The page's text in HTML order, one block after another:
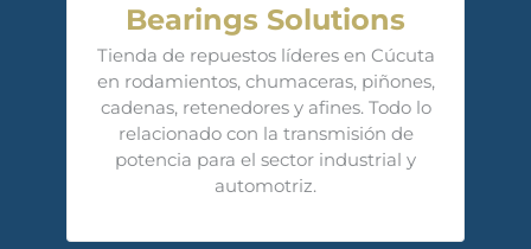
Bearings Solutions
Tienda de repuestos líderes en Cúcuta
en rodamientos, chumaceras, piñones,
cadenas, retenedores y afines. Todo lo
relacionado con la transmisión de
potencia para el sector industrial y
automotriz.